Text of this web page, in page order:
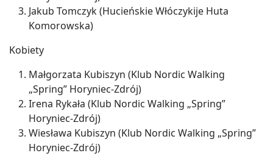
Jakub Tomczyk (Hucieńskie Włóczykije Huta
Komorowska)
Kobiety
Małgorzata Kubiszyn (Klub Nordic Walking
„Spring” Horyniec-Zdrój)
Irena Rykała (Klub Nordic Walking „Spring”
Horyniec-Zdrój)
Wiesława Kubiszyn (Klub Nordic Walking „Spring”
Horyniec-Zdrój)